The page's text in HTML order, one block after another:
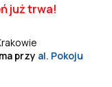
już trwa!
przy al. Pokoju